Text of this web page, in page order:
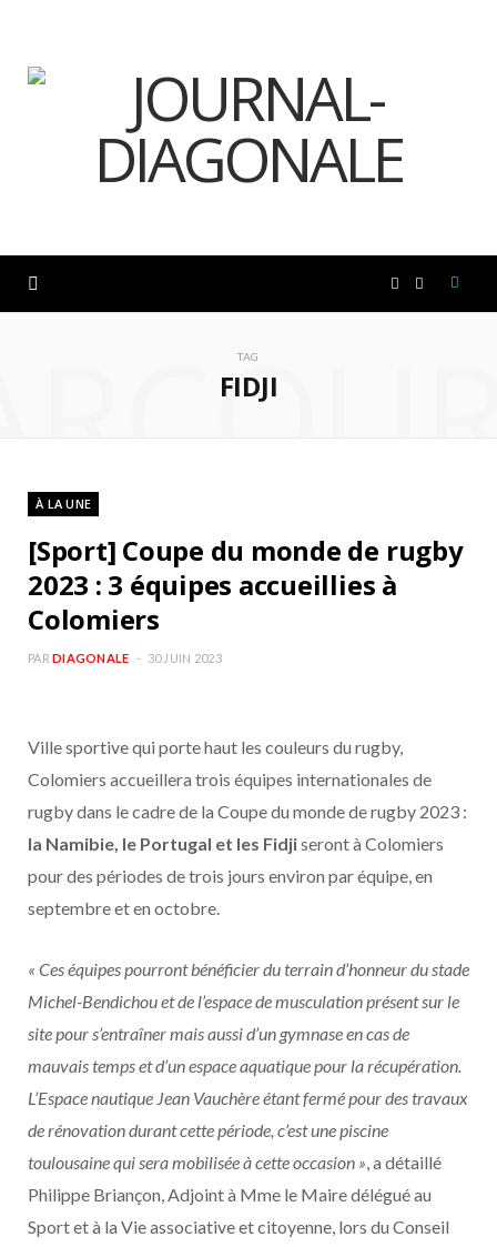
o g
TAG
FIDJI
À LA UNE
[Sport] Coupe du monde de rugby
2023 : 3 équipes accueillies à
Colomiers
PAR DIAGONALE 30 JUIN 2023
Ville sportive qui porte haut les couleurs du rugby,
Colomiers accueillera trois équipes internationales de
rugby dans le cadre de la Coupe du monde de rugby 2023 :
la Namibie, le Portugal et les Fidjiseront à Colomiers
pour des périodes de trois jours environ par équipe, en
septembre et en octobre.
« Ces équipes pourront bénéficier du terrain d’honneur du stade
Michel-Bendichou et de l’espace de musculation présent sur le
site pour s’entraîner mais aussi d’un gymnase en cas de
mauvais temps et d’un espace aquatique pour la récupération.
L’Espace nautique Jean Vauchère étant fermé pour des travaux
de rénovation durant cette période, c’est une piscine
toulousaine qui sera mobilisée à cette occasion », a détaillé
Philippe Briançon, Adjoint à Mme le Maire délégué au
Sport et à la Vie associative et citoyenne, lors du Conseil